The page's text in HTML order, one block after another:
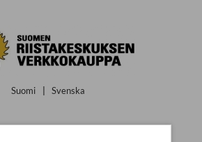
Suomi Svenska